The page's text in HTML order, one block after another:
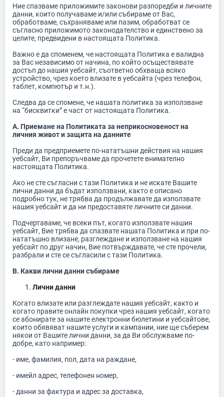
Ние спазваме приложимите законови разпоредби и личните
данни, които получаваме и/или събираме от Вас,
обработваме, съхраняваме или пазим, обработват се
съгласно приложимото законодателство и единствено за
целите, предвидени в настоящата Политика.
Важно е да споменем, че настоящата Политика е валидна
за Вас независимо от начина, по който осъществявате
достъп до нашия уебсайт, съответно обхваща всяко
устройство, чрез което влизате в уебсайта (чрез телефон,
таблет, компютър и т.н.).
Следва да се спомене, че нашата политика за използване
на “бисквитки” е част от настоящата Политика.
A. Приемане на Политиката за неприкосновеност на
личния живот и защита на данните
Преди да предприемете по-нататъшни действия на нашия
уебсайт, Ви препоръчваме да прочетете внимателно
настоящата Политика.
Ако не сте съгласни с тази Политика и не искате Вашите
лични данни да бъдат използвани, както е описано
подробно тук, не трябва да продължавате да използвате
нашия уебсайт и да ни предоставяте личните си данни.
Подчертаваме, че всеки път, когато използвате нашия
уебсайт, Вие трябва да спазвате нашата Политика и при по-
нататъшно влизане, разглеждане и използване на нашия
уебсайт по друг начин, Вие потвърждавате, че сте прочели,
разбрали и сте се съгласили с тази Политика.
B. Какви лични данни събираме
Лични данни
Когато влизате или разглеждате нашия уебсайт, както и
когато правите онлайн покупки чрез нашия уебсайт, когато
се абонирате за нашите електронни бюлетини и уебсайтове,
които обявяват нашите услуги и кампании, ние ще съберем
някои от Вашите лични данни, за да Ви обслужваме по-
добре, като например:
- име, фамилия, пол, дата на раждане,
- имейл адрес, телефонен номер,
- данни за фактура и адрес за доставка,